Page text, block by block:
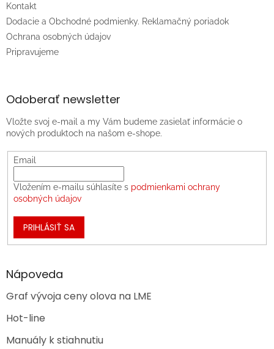
Kontakt
Dodacie a Obchodné podmienky. Reklamačný poriadok
Ochrana osobných údajov
Pripravujeme
Odoberať newsletter
Vložte svoj e-mail a my Vám budeme zasielať informácie o
nových produktoch na našom e-shope.
Email
Vložením e-mailu súhlasíte s podmienkami ochrany
osobných údajov
PRIHLÁSIŤ SA
Nápoveda
Graf vývoja ceny olova na LME
Hot-line
Manuály k stiahnutiu